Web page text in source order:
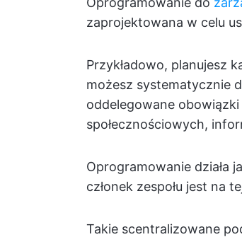
zaprojektowana w celu
Przykładowo, planujesz
możesz systematycznie
oddelegowane
społecznościowych,
Oprogramowanie działa
członek zespołu jest na
Takie scentralizowane